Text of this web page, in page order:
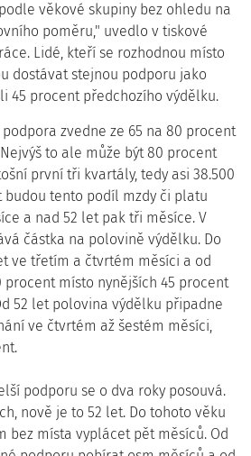
věkové skupiny bez ohledu na
poměru," uvedlo v tiskové
Lidé, kteří se rozhodnou místo
dostávat stejnou podporu jako
45 procent předchozího výdělku.
zvedne ze 65 na 80 procent
to ale může být 80 procent
první tři kvartály, tedy asi 38.500
budou tento podíl mzdy či platu
a nad 52 let pak tři měsíce. V
částka na polovině výdělku. Do
ve třetím a čtvrtém měsíci a od
procent místo nynějších 45 procent
52 let polovina výdělku připadne
ve čtvrtém až šestém měsíci,
podporu se o dva roky posouvá.
nově je to 52 let. Do tohoto věku
bez místa vyplácet pět měsíců. Od